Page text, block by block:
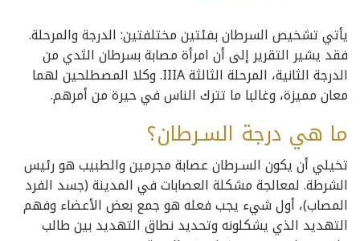
يأتي تشخيص السرطان بفئتين مختلفتين: الدرجة والمرحلة.
فقد يشير التقرير إلى أن امرأة مصابة بسرطان الثدي من
الدرجة الثانية، المرحلة الثالثة IIIA. وكلا المصطلحين لهما
معان مميزة، وغالبا ما تترك الناس في حيرة من أمرهم.
ما هي درجة السـرطان؟
تخيلي أن يكون السـرطان عصابة مجرمين والطبيب هو رئيس
الشرطة. لمعالجة مشكلة العصابات في المدينة (جسد الفرد
المصاب)، أول شيء يجب فعله هو جمع بعض الأعضاء وفهم
التهديد الذي يشكلونه وتحديد نطاق التهديد بين طالب